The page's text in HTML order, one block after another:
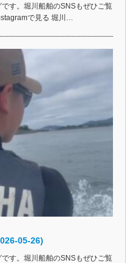
す。堀川船舶のSNSもぜひご覧
で見る 堀川…
05-26)
す。堀川船舶のSNSもぜひご覧